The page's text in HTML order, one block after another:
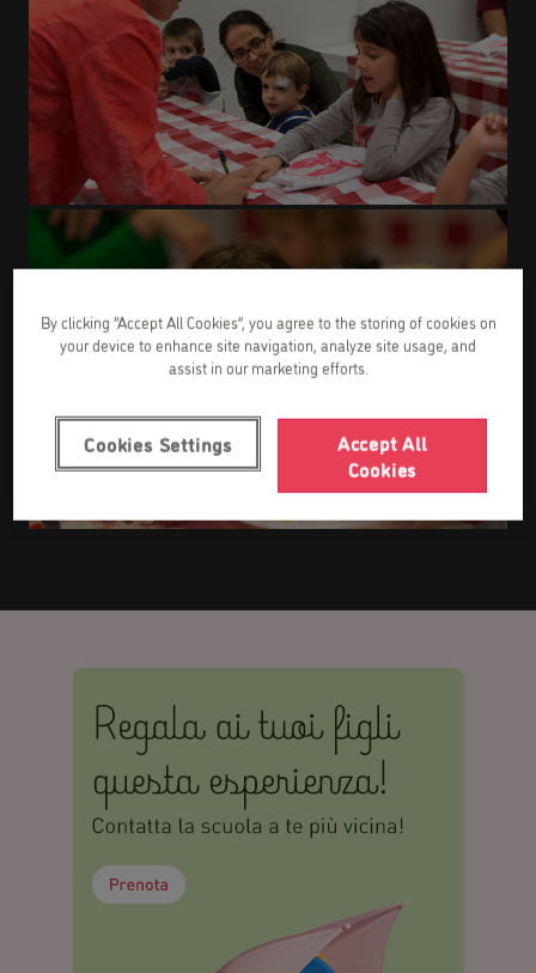
By clicking “Accept All Cookies”, you agree to the storing of cookies on
your device to enhance site navigation, analyze site usage, and
assist in our marketing efforts.
Accept All
Cookies
Cookies Settings